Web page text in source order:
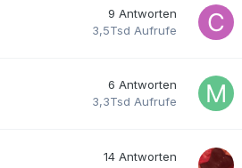
9 Antworten
3,5Tsd Aufrufe
6 Antworten
3,3Tsd Aufrufe
14 Antworten